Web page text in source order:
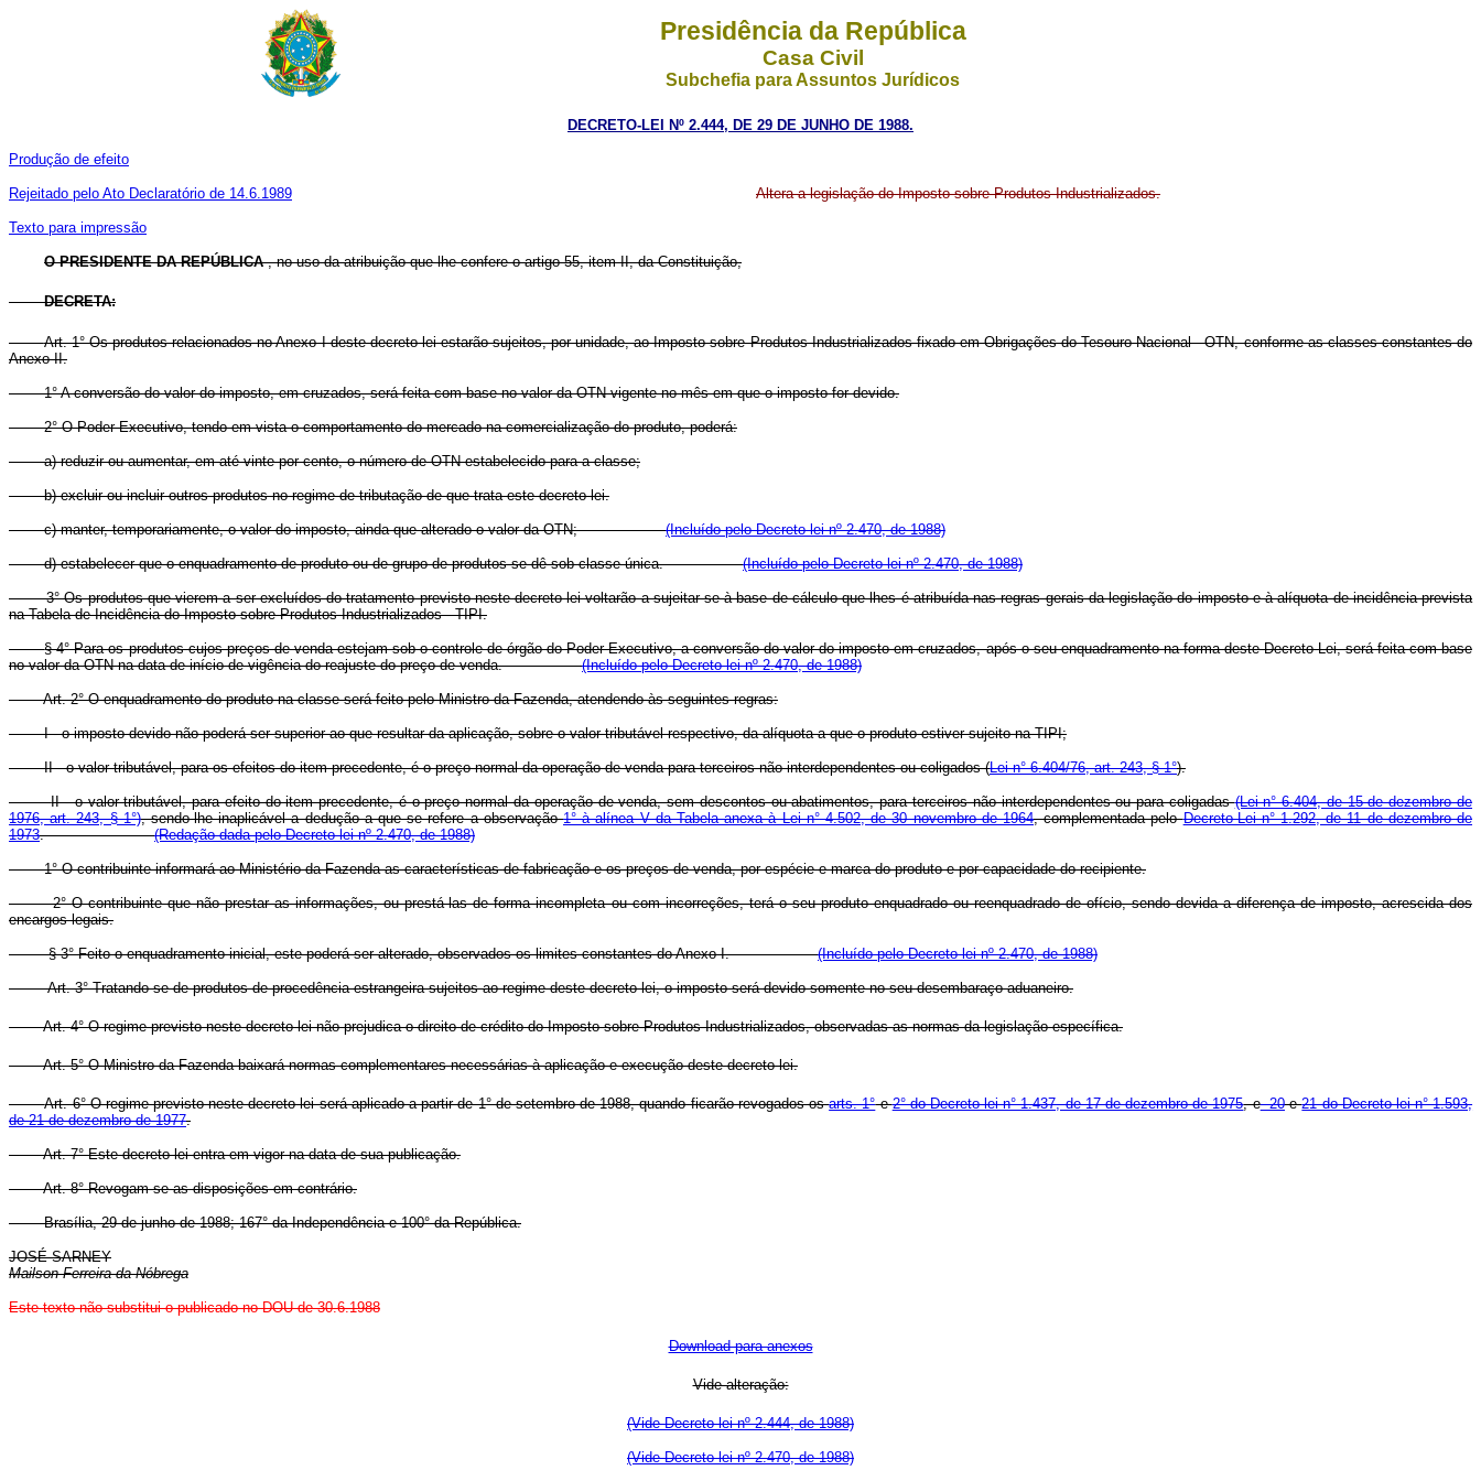
Presidência da República
Casa Civil
Subchefia para Assuntos Jurídicos
DECRETO-LEI Nº 2.444, DE 29 DE JUNHO DE 1988.
Produção de efeito
Rejeitado pelo Ato Declaratório de 14.6.1989
Texto para impressão
Altera a legislação do Imposto sobre Produtos Industrializados.
O PRESIDENTE DA REPÚBLICA, no uso da atribuição que lhe confere o artigo 55, item II, da Constituição,
DECRETA:
Art. 1° Os produtos relacionados no Anexo I deste decreto-lei estarão sujeitos, por unidade, ao Imposto sobre Produtos Industrializados fixado em Obrigações do Tesouro Nacional - OTN, conforme as classes constantes do
Anexo II.
1° A conversão do valor do imposto, em cruzados, será feita com base no valor da OTN vigente no mês em que o imposto for devido.
2° O Poder Executivo, tendo em vista o comportamento do mercado na comercialização do produto, poderá:
a) reduzir ou aumentar, em até vinte por cento, o número de OTN estabelecido para a classe;
b) excluir ou incluir outros produtos no regime de tributação de que trata este decreto-lei.
c) manter, temporariamente, o valor do imposto, ainda que alterado o valor da OTN;(Incluído pelo Decreto-lei nº 2.470, de 1988)
d) estabelecer que o enquadramento de produto ou de grupo de produtos se dê sob classe única.(Incluído pelo Decreto-lei nº 2.470, de 1988)
3° Os produtos que vierem a ser excluídos do tratamento previsto neste decreto-lei voltarão a sujeitar-se à base de cálculo que lhes é atribuída nas regras gerais da legislação do imposto e à alíquota de incidência prevista
na Tabela de Incidência do Imposto sobre Produtos Industrializados - TIPI.
§ 4° Para os produtos cujos preços de venda estejam sob o controle de órgão do Poder Executivo, a conversão do valor do imposto em cruzados, após o seu enquadramento na forma deste Decreto-Lei, será feita com base
no valor da OTN na data de início de vigência do reajuste do preço de venda.(Incluído pelo Decreto-lei nº 2.470, de 1988)
Art. 2° O enquadramento do produto na classe será feito pelo Ministro da Fazenda, atendendo às seguintes regras:
I - o imposto devido não poderá ser superior ao que resultar da aplicação, sobre o valor tributável respectivo, da alíquota a que o produto estiver sujeito na TIPI;
II - o valor tributável, para os efeitos do item precedente, é o preço normal da operação de venda para terceiros não interdependentes ou coligados (Lei n° 6.404/76, art. 243, § 1°).
II - o valor tributável, para efeito do item precedente, é o preço normal da operação de venda, sem descontos ou abatimentos, para terceiros não interdependentes ou para coligadas(Lei n° 6.404, de 15 de dezembro de
1976, art. 243, § 1°), sendo-lhe inaplicável a dedução a que se refere a observação1° à alínea V da Tabela anexa à Lei n° 4.502, de 30 novembro de 1964, complementada peloDecreto-Lei n° 1.292, de 11 de dezembro de
1973.(Redação dada pelo Decreto-lei nº 2.470, de 1988)
1° O contribuinte informará ao Ministério da Fazenda as características de fabricação e os preços de venda, por espécie e marca do produto e por capacidade do recipiente.
2° O contribuinte que não prestar as informações, ou prestá-las de forma incompleta ou com incorreções, terá o seu produto enquadrado ou reenquadrado de ofício, sendo devida a diferença de imposto, acrescida dos
encargos legais.
§ 3° Feito o enquadramento inicial, este poderá ser alterado, observados os limites constantes do Anexo I.(Incluído pelo Decreto-lei nº 2.470, de 1988)
Art. 3° Tratando-se de produtos de procedência estrangeira sujeitos ao regime deste decreto-lei, o imposto será devido somente no seu desembaraço aduaneiro.
Art. 4° O regime previsto neste decreto-lei não prejudica o direito de crédito do Imposto sobre Produtos Industrializados, observadas as normas da legislação específica.
Art. 5° O Ministro da Fazenda baixará normas complementares necessárias à aplicação e execução deste decreto-lei.
Art. 6° O regime previsto neste decreto-lei será aplicado a partir de 1° de setembro de 1988, quando ficarão revogados osarts. 1°e2° do Decreto-lei n° 1.437, de 17 de dezembro de 1975, e20e21 do Decreto-lei n° 1.593,
de 21 de dezembro de 1977.
Art. 7° Este decreto-lei entra em vigor na data de sua publicação.
Art. 8° Revogam-se as disposições em contrário.
Brasília, 29 de junho de 1988; 167° da Independência e 100° da República.
JOSÉ SARNEY
Mailson Ferreira da Nóbrega
Este texto não substitui o publicado no DOU de 30.6.1988
Download para anexos
Vide alteração:
(Vide Decreto-lei nº 2.444, de 1988)
(Vide Decreto-lei nº 2.470, de 1988)